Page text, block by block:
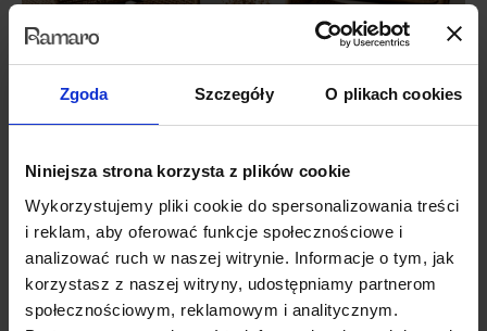
Zgoda Szczegóły O plikach cookies
Niniejsza strona korzysta z plików cookie
Wykorzystujemy pliki cookie do spersonalizowania treści
i reklam, aby oferować funkcje społecznościowe i
analizować ruch w naszej witrynie. Informacje o tym, jak
korzystasz z naszej witryny, udostępniamy partnerom
społecznościowym, reklamowym i analitycznym.